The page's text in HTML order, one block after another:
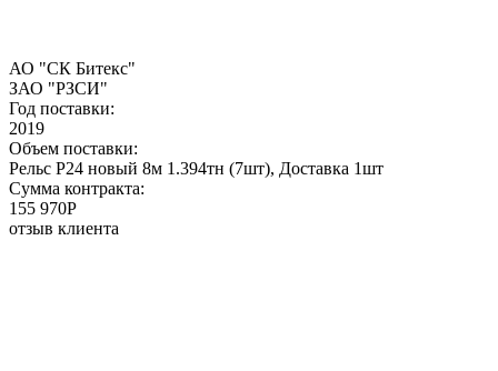
АО "СК Битекс"
ЗАО "РЗСИ"
Год поставки:
2019
Объем поставки:
Рельс Р24 новый 8м 1.394тн (7шт), Доставка 1шт
Сумма контракта:
155 970P
отзыв клиента